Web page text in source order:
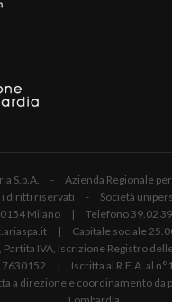
S.p.A. - Azienda Regionale per
i diritti riservati - Società
Milano | Telefono 39.02
| Capitale sociale
Partita IVA, Iscrizione Registro
| Iscritta al R.E.A. al
a direzione e coordinamento da